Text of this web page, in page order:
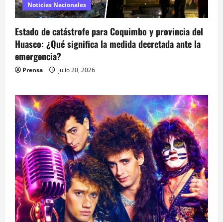
Noticias Nacionales
Estado de catástrofe para Coquimbo y provincia del
Huasco: ¿Qué significa la medida decretada ante la
emergencia?
Prensa julio 20, 2026